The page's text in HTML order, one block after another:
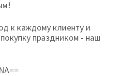
к каждому клиенту и
праздником - наш